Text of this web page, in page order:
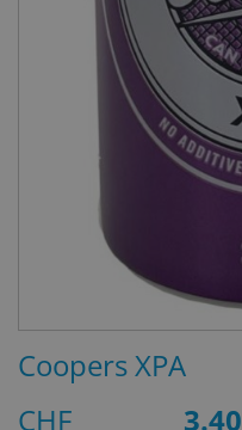
Coopers XPA
CHF
3.40